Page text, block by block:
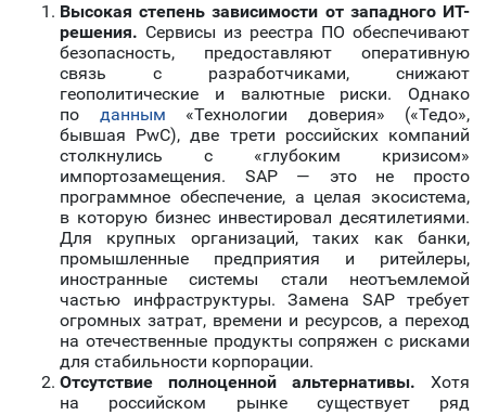
Высокая степень зависимости от западного ИТ-
решения. Сервисы из реестра ПО обеспечивают
безопасность, предоставляют оперативную
связь с разработчиками, снижают
геополитические и валютные риски. Однако
по данным «Технологии доверия» («Тедо»,
бывшая PwC), две трети российских компаний
столкнулись с «глубоким кризисом»
импортозамещения. SAP — это не просто
программное обеспечение, а целая экосистема,
в которую бизнес инвестировал десятилетиями.
Для крупных организаций, таких как банки,
промышленные предприятия и ритейлеры,
иностранные системы стали неотъемлемой
частью инфраструктуры. Замена SAP требует
огромных затрат, времени и ресурсов, а переход
на отечественные продукты сопряжен с рисками
для стабильности корпорации.
Отсутствие полноценной альтернативы. Хотя
на российском рынке существует ряд